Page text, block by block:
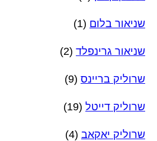
שניאור בלום (1)
שניאור גרינפלד (2)
שרוליק בריינס (9)
שרוליק דייטל (19)
שרוליק יאקאב (4)